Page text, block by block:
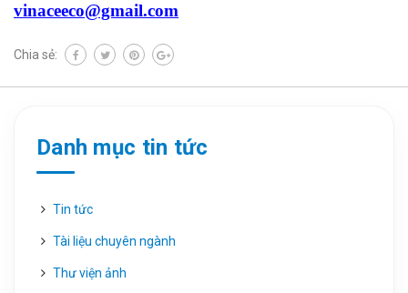
vinaceeco@gmail.com
Chia sẻ:
Danh mục tin tức
Tin tức
Tài liệu chuyên ngành
Thư viện ảnh